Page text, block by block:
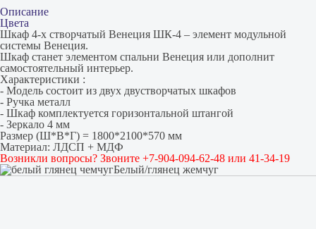
Описание
Цвета
Шкаф 4-х створчатый Венеция ШК-4 – элемент модульной
системы Венеция.
Шкаф станет элементом спальни Венеция или дополнит
самостоятельный интерьер.
Характеристики :
- Модель состоит из двух двустворчатых шкафов
- Ручка металл
- Шкаф комплектуется горизонтальной штангой
- Зеркало 4 мм
Размер (Ш*В*Г) = 1800*2100*570 мм
Материал: ЛДСП + МДФ
Возникли вопросы? Звоните +7-904-094-62-48 или 41-34-19
Белый/глянец жемчуг